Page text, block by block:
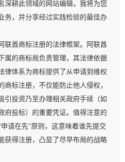
深耕此领域的网站编辑，我将为您
务，并分享经过实践检验的最佳办
酋商标注册的法律框架。阿联酋
属的商标局负责管理，其法律依据
律体系为商标提供了从申请到维权
商标注册，不仅能防止他人侵权，
引投资乃至办理相关政府手续（如
府投标）的重要凭证。值得注意的
请在先”原则，这意味着谁先提交
获得注册，凸显了尽早布局的战略